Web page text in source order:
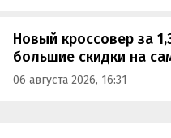
Новый кроссовер за
большие скидки на
06 августа 2026, 16:31